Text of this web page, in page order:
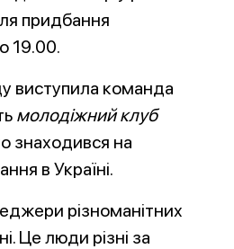
придбання
19.00.
виступила команда
молодіжний клуб
знаходився на
в Україні.
різноманітних
Це люди різні за